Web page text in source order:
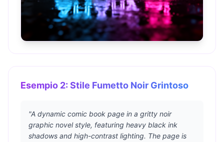
Esempio 2: Stile Fumetto Noir Grintoso
"A dynamic comic book page in a gritty noir
graphic novel style, featuring heavy black ink
shadows and high-contrast lighting. The page is